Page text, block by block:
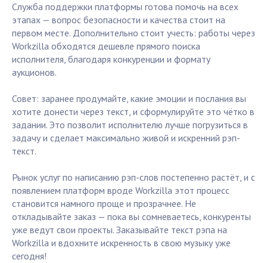
Служба поддержки платформы готова помочь на всех
этапах — вопрос безопасности и качества стоит на
первом месте. Дополнительно стоит учесть: работы через
Workzilla обходятся дешевле прямого поиска
исполнителя, благодаря конкуренции и формату
аукционов.
Совет: заранее продумайте, какие эмоции и послания вы
хотите донести через текст, и сформулируйте это чётко в
задании. Это позволит исполнителю лучше погрузиться в
задачу и сделает максимально живой и искренний рэп-
текст.
Рынок услуг по написанию рэп-слов постепенно растёт, и с
появлением платформ вроде Workzilla этот процесс
становится намного проще и прозрачнее. Не
откладывайте заказ — пока вы сомневаетесь, конкуренты
уже ведут свои проекты. Заказывайте текст рэпа на
Workzilla и вдохните искренность в свою музыку уже
сегодня!